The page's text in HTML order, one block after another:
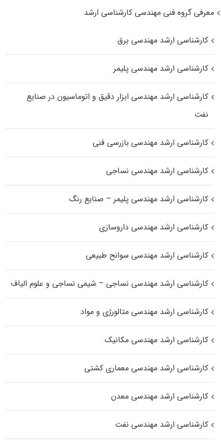
معرفی گروه فنی مهندسی کارشناسی ارشد
کارشناسی ارشد مهندسی برق
کارشناسی ارشد مهندسی پلیمر
کارشناسی ارشد مهندسی ابزار دقیق و اتوماسیون در صنایع
نفت
کارشناسی ارشد مهندسی بازرسی فنی
کارشناسی ارشد مهندسی نساجی
کارشناسی ارشد مهندسی پلیمر – صنایع رنگ
کارشناسی ارشد مهندسی داروسازی
کارشناسی ارشد مهندسی سوانح طبیعی
کارشناسی ارشد مهندسی نساجی – شیمی نساجی و علوم الیاف
کارشناسی ارشد مهندسی متالورژی و مواد
کارشناسی ارشد مهندسی مکانیک
کارشناسی ارشد مهندسی معماری کشتی
کارشناسی ارشد مهندسی معدن
کارشناسی ارشد مهندسی نفت